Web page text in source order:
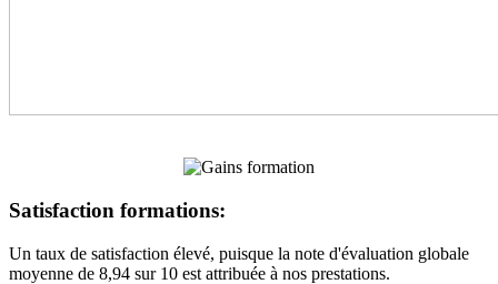
Satisfaction formations:
Un taux de satisfaction élevé, puisque la note d'évaluation globale
moyenne de 8,94 sur 10 est attribuée à nos prestations.